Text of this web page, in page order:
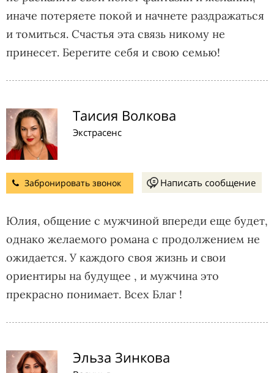
иначе потеряете покой и начнете раздражаться
и томиться. Счастья эта связь никому не
принесет. Берегите себя и свою семью!
Таисия Волкова
Экстрасенс
Забронировать звонок Написать сообщение
Юлия, общение с мужчиной впереди еще будет,
однако желаемого романа с продолжением не
ожидается. У каждого своя жизнь и свои
ориентиры на будущее , и мужчина это
прекрасно понимает. Всех Благ !
Эльза Зинкова